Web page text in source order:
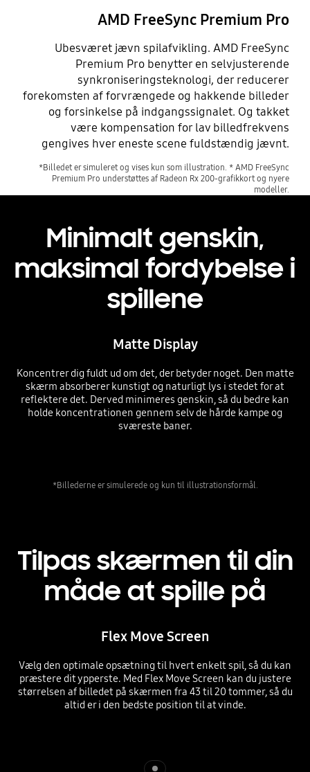
AMD FreeSync Premium Pro
Ubesværet jævn spilafvikling. AMD FreeSync
Premium Pro benytter en selvjusterende
synkroniseringsteknologi, der reducerer
forekomsten af forvrængede og hakkende billeder
og forsinkelse på indgangssignalet. Og takket
være kompensation for lav billedfrekvens
gengives hver eneste scene fuldstændig jævnt.
*Billedet er simuleret og vises kun som illustration. * AMD FreeSync
Premium Pro understøttes af Radeon Rx 200-grafikkort og nyere
modeller.
Minimalt genskin,
maksimal fordybelse i
spillene
Matte Display
Koncentrer dig fuldt ud om det, der betyder noget. Den matte
skærm absorberer kunstigt og naturligt lys i stedet for at
reflektere det. Derved minimeres genskin, så du bedre kan
holde koncentrationen gennem selv de hårde kampe og
sværeste baner.
*Billederne er simulerede og kun til illustrationsformål.
Tilpas skærmen til din
måde at spille på
Flex Move Screen
Vælg den optimale opsætning til hvert enkelt spil, så du kan
præstere dit ypperste. Med Flex Move Screen kan du justere
størrelsen af billedet på skærmen fra 43 til 20 tommer, så du
altid er i den bedste position til at vinde.